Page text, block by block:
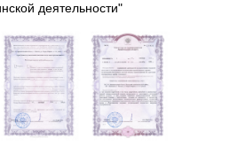
деятельности"